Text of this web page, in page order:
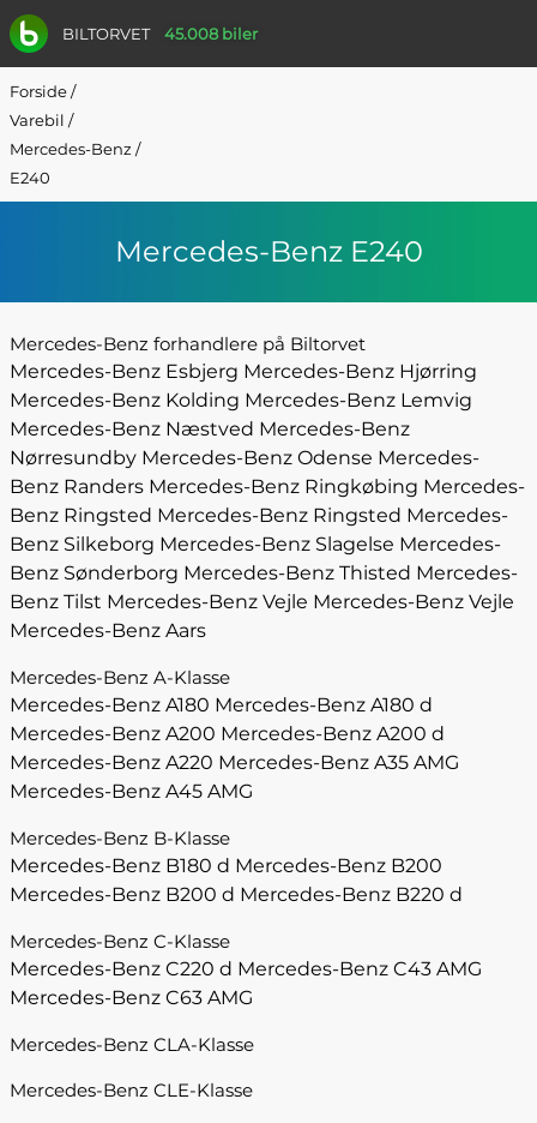
BILTORVET 45.008 biler
Forside/
Varebil /
Mercedes-Benz /
E240
Mercedes-Benz E240
Mercedes-Benz forhandlere på Biltorvet
Mercedes-Benz Esbjerg Mercedes-Benz Hjørring
Mercedes-Benz Kolding Mercedes-Benz Lemvig
Mercedes-Benz Næstved Mercedes-Benz
Nørresundby Mercedes-Benz Odense Mercedes-
Benz Randers Mercedes-Benz Ringkøbing Mercedes-
Benz Ringsted Mercedes-Benz Ringsted Mercedes-
Benz Silkeborg Mercedes-Benz Slagelse Mercedes-
Benz Sønderborg Mercedes-Benz Thisted Mercedes-
Benz Tilst Mercedes-Benz Vejle Mercedes-Benz Vejle
Mercedes-Benz Aars
Mercedes-Benz A-Klasse
Mercedes-Benz A180 Mercedes-Benz A180 d
Mercedes-Benz A200 Mercedes-Benz A200 d
Mercedes-Benz A220 Mercedes-Benz A35 AMG
Mercedes-Benz A45 AMG
Mercedes-Benz B-Klasse
Mercedes-Benz B180 d Mercedes-Benz B200
Mercedes-Benz B200 d Mercedes-Benz B220 d
Mercedes-Benz C-Klasse
Mercedes-Benz C220 d Mercedes-Benz C43 AMG
Mercedes-Benz C63 AMG
Mercedes-Benz CLA-Klasse
Mercedes-Benz CLE-Klasse